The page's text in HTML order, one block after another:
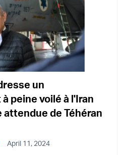
un
peine voilé à l'Iran
de Téhéran
April 11, 2024